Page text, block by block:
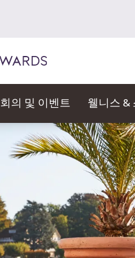
회의 및 이벤트 웰니스 &